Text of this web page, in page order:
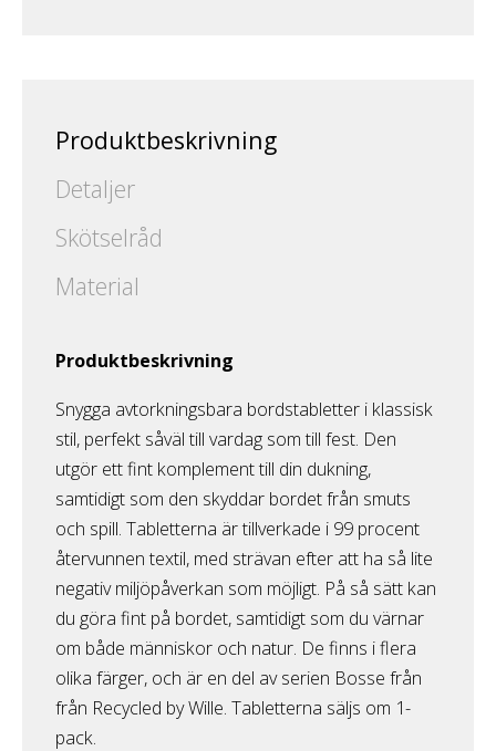
Produktbeskrivning
Detaljer
Skötselråd
Material
Produktbeskrivning
Snygga avtorkningsbara bordstabletter i klassisk
stil, perfekt såväl till vardag som till fest. Den
utgör ett fint komplement till din dukning,
samtidigt som den skyddar bordet från smuts
och spill. Tabletterna är tillverkade i 99 procent
återvunnen textil, med strävan efter att ha så lite
negativ miljöpåverkan som möjligt. På så sätt kan
du göra fint på bordet, samtidigt som du värnar
om både människor och natur. De finns i flera
olika färger, och är en del av serien Bosse från
från Recycled by Wille. Tabletterna säljs om 1-
pack.